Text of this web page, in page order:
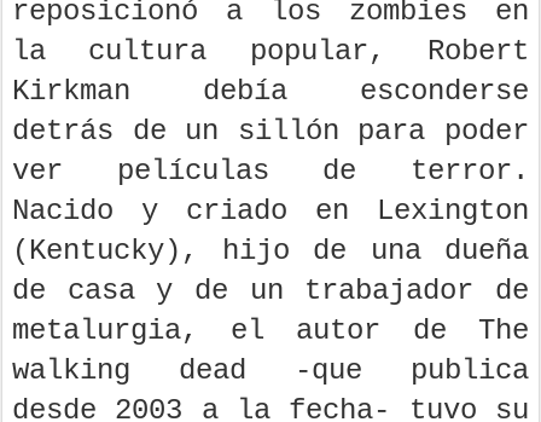
reposicionó a los zombies en
la cultura popular, Robert
Kirkman debía esconderse
detrás de un sillón para poder
ver películas de terror.
Nacido y criado en Lexington
(Kentucky), hijo de una dueña
de casa y de un trabajador de
metalurgia, el autor de The
walking dead -que publica
desde 2003 a la fecha- tuvo su